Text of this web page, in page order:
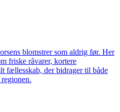
blomstrer som aldrig før. Her
friske råvarer, kortere
fællesskab, der bidrager til både